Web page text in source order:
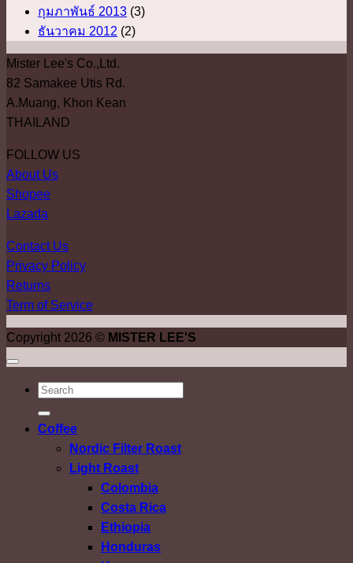
กุมภาพันธ์ 2013 (3)
ธันวาคม 2012 (2)
Mister Lee's Co.,Ltd.
82 Samakee Utis Rd.
A.Muang, Khon Kean
THAILAND
FOLLOW US
About Us
Shopee
Lazada
Contact Us
Privacy Policy
Returns
Term of Service
Copyright 2026 © MISTER LEE'S
ค้นหา:
Coffee
Nordic Filter Roast
Light Roast
Colombia
Costa Rica
Ethiopia
Honduras